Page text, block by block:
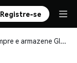
Registre-se
Compre e armazene Globiance Exchange (GBEX) com segurança